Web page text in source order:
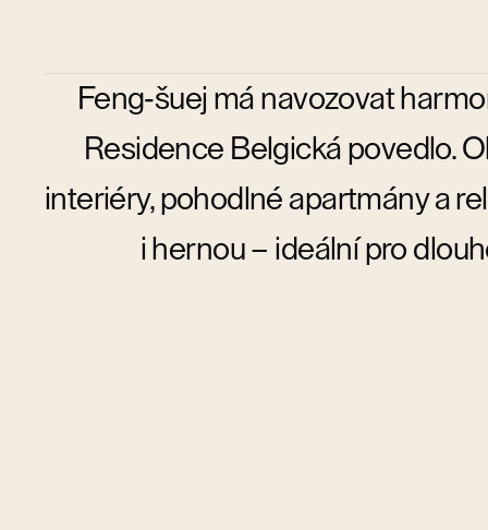
Feng‑šuej má navozovat
Residence Belgická povedlo.
interiéry, pohodlné apartmány a
i hernou – ideální pro